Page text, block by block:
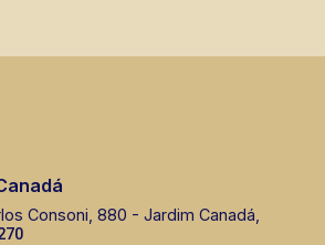
Consoni, 880 - Jardim Canadá,